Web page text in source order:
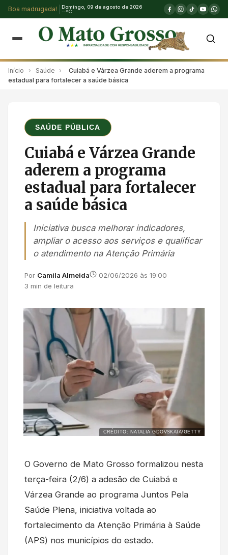
Boa madrugada!
Domingo, 09 de agosto de 2026
--°C
Início › Saúde ›
Cuiabá e Várzea Grande aderem a programa
estadual para fortalecer a saúde básica
SAÚDE PÚBLICA
Cuiabá e Várzea Grande
aderem a programa
estadual para fortalecer
a saúde básica
Iniciativa busca melhorar indicadores,
ampliar o acesso aos serviços e qualificar
o atendimento na Atenção Primária
Por Camila Almeida
02/06/2026 às 19:00
3 min de leitura
CRÉDITO: NATALIA GDOVSKAIA/GETTY
O Governo de Mato Grosso formalizou nesta
terça-feira (2/6) a adesão de Cuiabá e
Várzea Grande ao programa Juntos Pela
Saúde Plena, iniciativa voltada ao
fortalecimento da Atenção Primária à Saúde
(APS) nos municípios do estado.